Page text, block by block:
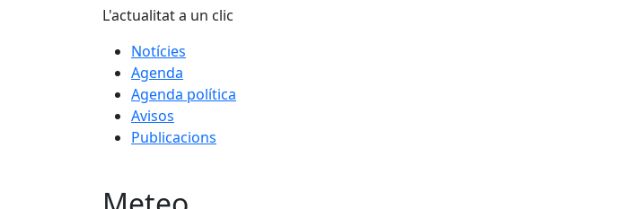
L'actualitat a un clic
Notícies
Agenda
Agenda política
Avisos
Publicacions